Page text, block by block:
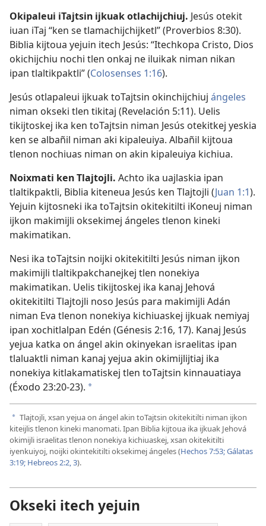
Okipaleui iTajtsin ijkuak otlachijchiuj. Jesús otekit
iuan iTaj “ken se tlamachijchijketl” (Proverbios 8:30).
Biblia kijtoua yejuin itech Jesús: “Itechkopa Cristo, Dios
okichijchiu nochi tlen onkaj ne iluikak niman nikan
ipan tlaltikpaktli” (Colosenses 1:16).
Jesús otlapaleui ijkuak toTajtsin okinchijchiuj ángeles
niman okseki tlen tikitaj (Revelación 5:11). Uelis
tikijtoskej ika ken toTajtsin niman Jesús otekitkej yeskia
ken se albañil niman aki kipaleuiya. Albañil kijtoua
tlenon nochiuas niman on akin kipaleuiya kichiua.
Noixmati ken Tlajtojli. Achto ika uajlaskia ipan
tlaltikpaktli, Biblia kiteneua Jesús ken Tlajtojli (Juan 1:1).
Yejuin kijtosneki ika toTajtsin okitekitilti iKoneuj niman
ijkon makimijli oksekimej ángeles tlenon kineki
makimatikan.
Nesi ika toTajtsin noijki okitekitilti Jesús niman ijkon
makimijli tlaltikpakchanejkej tlen nonekiya
makimatikan. Uelis tikijtoskej ika kanaj Jehová
okitekitilti Tlajtojli noso Jesús para makimijli Adán
niman Eva tlenon nonekiya kichiuaskej ijkuak nemiyaj
ipan xochitlalpan Edén (Génesis 2:16, 17). Kanaj Jesús
yejua katka on ángel akin okinyekan israelitas ipan
tlaluaktli niman kanaj yejua akin okimijlijtiaj ika
nonekiya kitlakamatiskej tlen toTajtsin kinnauatiaya
(Éxodo 23:20-23). a
a Tlajtojli, xsan yejua on ángel akin toTajtsin okitekitilti niman ijkon
kiteijlis tlenon kineki manomati. Ipan Biblia kijtoua ika ijkuak Jehová
okimijli israelitas tlenon nonekiya kichiuaskej, xsan okitekitilti
iyenkuiyoj, noijki okintekitilti oksekimej ángeles (Hechos 7:53;Gálatas
3:19; Hebreos 2:2, 3).
Okseki itech yejuin